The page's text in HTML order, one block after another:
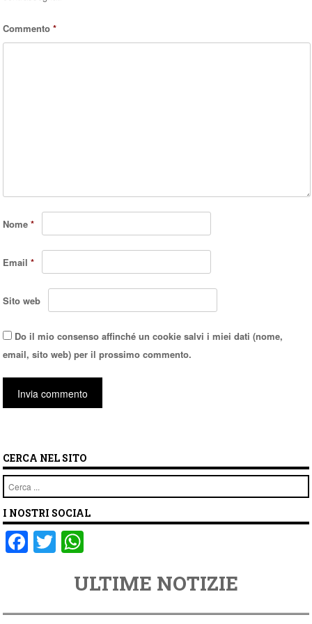
Commento*
Nome*
Email*
Sito web
Do il mio consenso affinché un cookie salvi i miei dati (nome,
email, sito web) per il prossimo commento.
CERCA NEL SITO
Cerca
I NOSTRI SOCIAL
F
a
e
T
wi
er
at
s
ULTIME NOTIZIE